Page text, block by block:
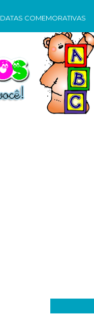
DATAS COMEMORATIVAS